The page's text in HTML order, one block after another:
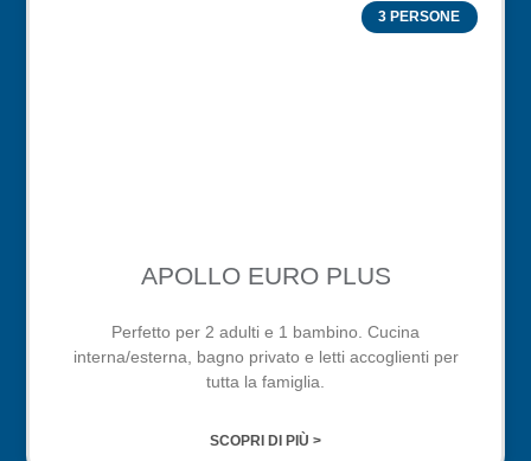
3 PERSONE
APOLLO EURO PLUS
Perfetto per 2 adulti e 1 bambino. Cucina
interna/esterna, bagno privato e letti accoglienti per
tutta la famiglia.
SCOPRI DI PIÙ >